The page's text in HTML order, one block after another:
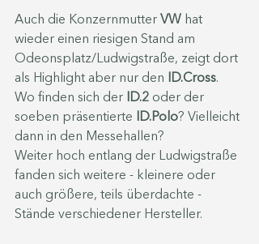
Auch die Konzernmutter VW hat
wieder einen riesigen Stand am
Odeonsplatz/Ludwigstraße, zeigt dort
als Highlight aber nur den
ID.Cross.
Wo finden sich der
ID.2 oder der
soeben präsentierte
ID.Polo? Vielleicht
dann in den Messehallen?
Weiter hoch entlang der Ludwigstraße
fanden sich weitere - kleinere oder
auch größere, teils überdachte -
Stände verschiedener Hersteller.